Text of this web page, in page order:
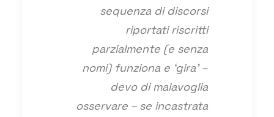
sequenza di discorsi
riportati riscritti
parzialmente (e senza
nomi) funziona e ‘gira’ –
devo di malavoglia
osservare – se incastrata